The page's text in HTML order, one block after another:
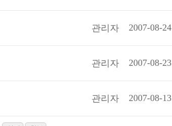
관리자 2007-08-24
관리자 2007-08-23
관리자 2007-08-13